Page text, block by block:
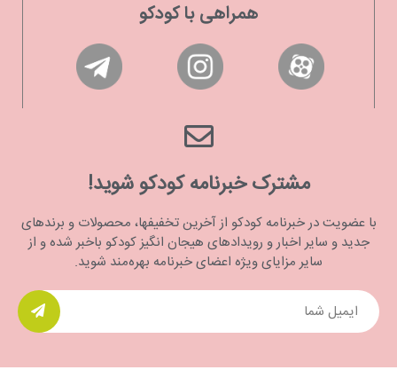
همراهی با کودکو
مشترک خبرنامه کودکو شوید!
با عضویت در خبرنامه کودکو از آخرین تخفیفها، محصولات و برندهای
جدید و سایر اخبار و رویدادهای هیجان انگیز کودکو باخبر شده و از
سایر مزایای ویژه اعضای خبرنامه بهره‌مند شوید.